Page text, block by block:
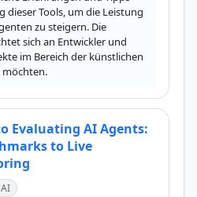
Tools, um die Leistung
zu steigern. Die
sich an Entwickler und
im Bereich der künstlichen
Evaluating AI Agents:
to Live